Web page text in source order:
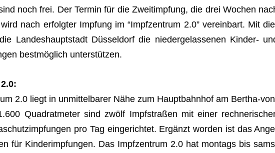
noch frei. Der Ter­min für die Zweit­imp­fung, die drei Wochen
nach erfolg­ter Imp­fung im “Impf­zen­trum 2.0” ver­ein­bart. Mit
Lan­des­haupt­stadt Düs­sel­dorf die nie­der­ge­las­se­nen Kin­der-
best­mög­lich unterstützen.
2.0 liegt in unmit­tel­ba­rer Nähe zum Haupt­bahn­hof am Ber­tha-
Qua­drat­me­ter sind zwölf Impf­stra­ßen mit einer
pro Tag ein­ge­rich­tet. Ergänzt wor­den ist das
für Kin­der­imp­fun­gen. Das Impf­zen­trum 2.0 hat mon­tags bis